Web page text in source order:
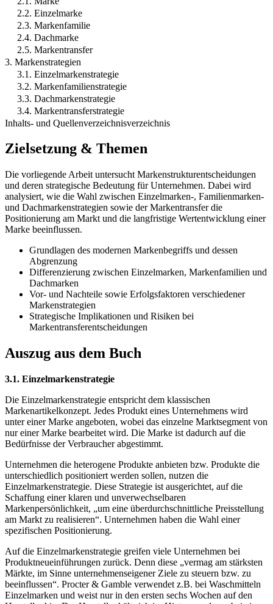
2.2. Einzelmarke
2.3. Markenfamilie
2.4. Dachmarke
2.5. Markentransfer
3. Markenstrategien
3.1. Einzelmarkenstrategie
3.2. Markenfamilienstrategie
3.3. Dachmarkenstrategie
3.4. Markentransferstrategie
Inhalts- und Quellenverzeichnisverzeichnis
Zielsetzung & Themen
Die vorliegende Arbeit untersucht Markenstrukturentscheidungen
und deren strategische Bedeutung für Unternehmen. Dabei wird
analysiert, wie die Wahl zwischen Einzelmarken-, Familienmarken-
und Dachmarkenstrategien sowie der Markentransfer die
Positionierung am Markt und die langfristige Wertentwicklung einer
Marke beeinflussen.
Grundlagen des modernen Markenbegriffs und dessen
Abgrenzung
Differenzierung zwischen Einzelmarken, Markenfamilien und
Dachmarken
Vor- und Nachteile sowie Erfolgsfaktoren verschiedener
Markenstrategien
Strategische Implikationen und Risiken bei
Markentransferentscheidungen
Auszug aus dem Buch
3.1. Einzelmarkenstrategie
Die Einzelmarkenstrategie entspricht dem klassischen
Markenartikelkonzept. Jedes Produkt eines Unternehmens wird
unter einer Marke angeboten, wobei das einzelne Marktsegment von
nur einer Marke bearbeitet wird. Die Marke ist dadurch auf die
Bedürfnisse der Verbraucher abgestimmt.
Unternehmen die heterogene Produkte anbieten bzw. Produkte die
unterschiedlich positioniert werden sollen, nutzen die
Einzelmarkenstrategie. Diese Strategie ist ausgerichtet, auf die
Schaffung einer klaren und unverwechselbaren
Markenpersönlichkeit, „um eine überdurchschnittliche Preisstellung
am Markt zu realisieren“. Unternehmen haben die Wahl einer
spezifischen Positionierung.
Auf die Einzelmarkenstrategie greifen viele Unternehmen bei
Produktneueinführungen zurück. Denn diese „vermag am stärksten
Märkte, im Sinne unternehmenseigener Ziele zu steuern bzw. zu
beeinflussen“. Procter & Gamble verwendet z.B. bei Waschmitteln
Einzelmarken und weist nur in den ersten sechs Wochen auf den